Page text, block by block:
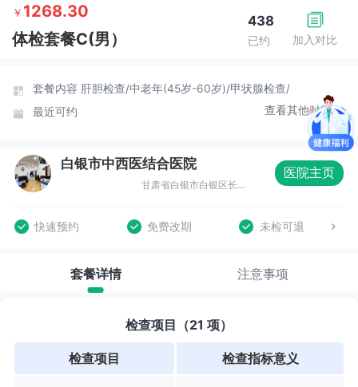
加入对比
438
已约
￥ 1268.30
体检套餐C(男）
套餐内容 肝胆检查/中老年(45岁-60岁)/甲状腺检查/
最近可约
查看其他时间
白银市中西医结合医院
甘肃省白银市白银区长安路479号白银市中西医结合医院
医院主页
快速预约 免费改期 未检可退
套餐详情 注意事项
检查项目（21 项）
检查项目 检查指标意义